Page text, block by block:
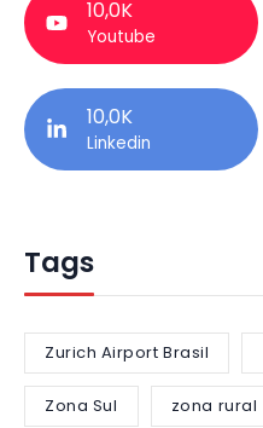
10,0K
Youtube
10,0K
Linkedin
Tags
Zurich Airport Brasil
Zona Sul zona rural